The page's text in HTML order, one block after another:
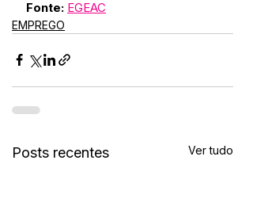
Fonte: EGEAC
EMPREGO
Posts recentes Ver tudo